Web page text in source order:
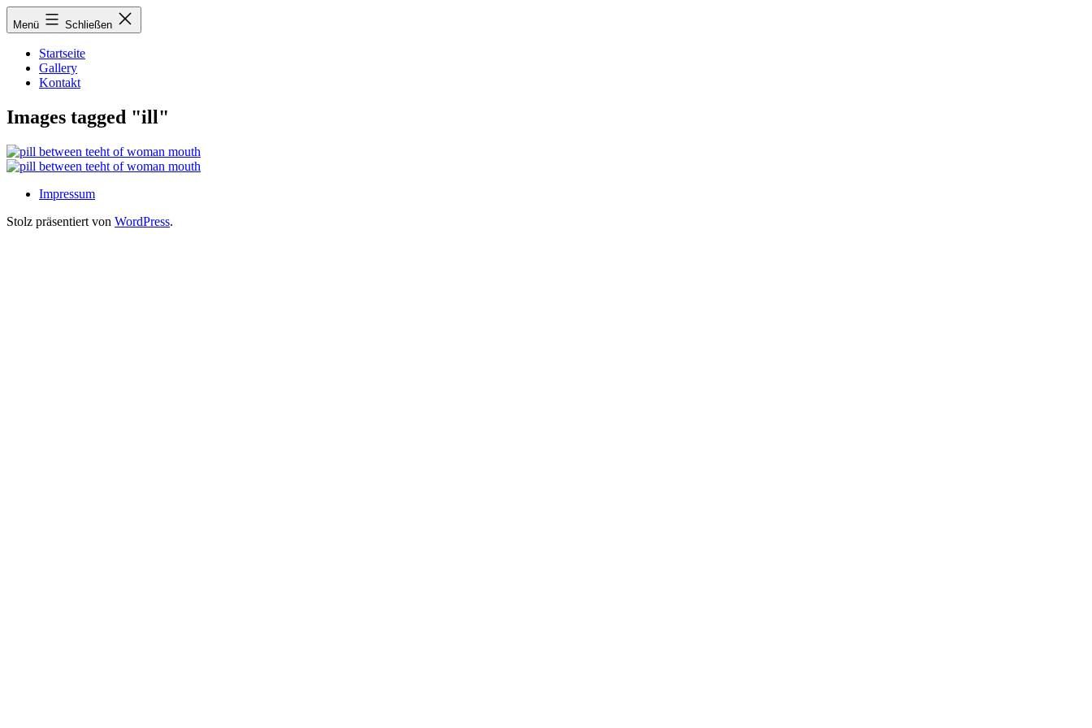
Zum
Inhalt
Menü Schließen
Startseite
Gallery
Kontakt
Images tagged "ill"
Impressum
Stolz präsentiert von WordPress.